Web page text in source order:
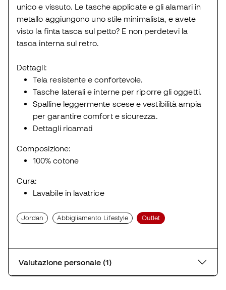
unico e vissuto. Le tasche applicate e gli alamari in
metallo aggiungono uno stile minimalista, e avete
visto la finta tasca sul petto? E non perdetevi la
tasca interna sul retro.
Dettagli:
Tela resistente e confortevole.
Tasche laterali e interne per riporre gli oggetti.
Spalline leggermente scese e vestibilità ampia
per garantire comfort e sicurezza.
Dettagli ricamati
Composizione:
100% cotone
Cura:
Lavabile in lavatrice
Jordan Abbigliamento Lifestyle Outlet
Valutazione personale (1)